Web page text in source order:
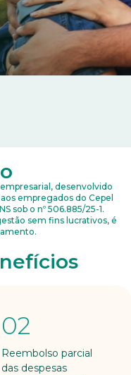
desenvolvido
empregados do Cepel
sob o nº 506.885/25-1.
sem fins lucrativos, é
02
Reembolso parcial
das despesas